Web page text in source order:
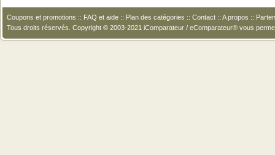
Coupons et promotions :: FAQ et aide :: Plan des catégories :: Contact :: A propos ::
Tous droits réservés. Copyright © 2003-2021 iComparateur / eComparateur® vous